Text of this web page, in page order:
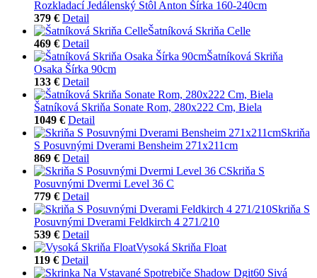
Rozkladací Jedálenský Stôl Anton Šírka 160-240cm
379 € Detail
Šatníková Skriňa Celle
469 € Detail
Šatníková Skriňa
Osaka Šírka 90cm
133 € Detail
Šatníková Skriňa Sonate Rom, 280x222 Cm, Biela
1049 € Detail
Skriňa
S Posuvnými Dverami Bensheim 271x211cm
869 € Detail
Skriňa S
Posuvnými Dvermi Level 36 C
779 € Detail
Skriňa S
Posuvnými Dverami Feldkirch 4 271/210
539 € Detail
Vysoká Skriňa Float
119 € Detail